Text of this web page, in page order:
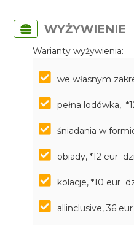
WYŻYWIENIE
Warianty wyżywienia:
we własnym
pełna lodówka,
śniadania w
obiady, *12 eur
kolacje, *10 eur
allinclusive, 36